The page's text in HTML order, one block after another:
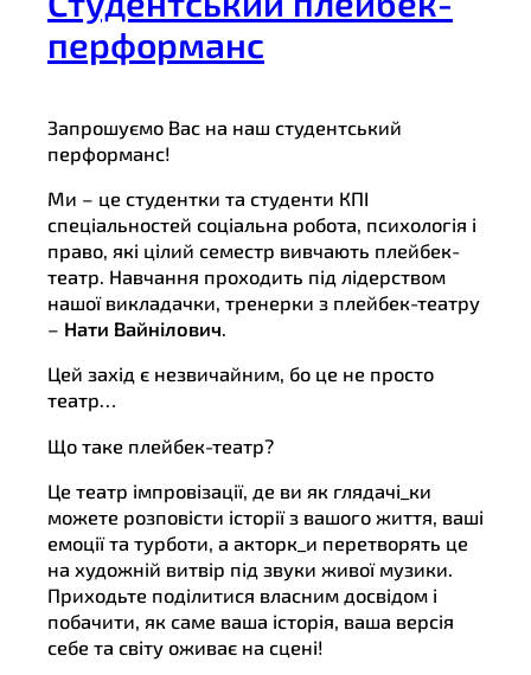
перформанс
Запрошуємо Вас на наш студентський
перформанс!
Ми – це студентки та студенти КПІ
спеціальностей соціальна робота, психологія і
право, які цілий семестр вивчають плейбек-
театр. Навчання проходить під лідерством
нашої викладачки, тренерки з плейбек-театру
– Нати Вайнілович.
Цей захід є незвичайним, бо це не просто
театр…
Що таке плейбек-театр?
Це театр імпровізації, де ви як глядачі_ки
можете розповісти історії з вашого життя, ваші
емоції та турботи, а акторк_и перетворять це
на художній витвір під звуки живої музики.
Приходьте поділитися власним досвідом і
побачити, як саме ваша історія, ваша версія
себе та світу оживає на сцені!